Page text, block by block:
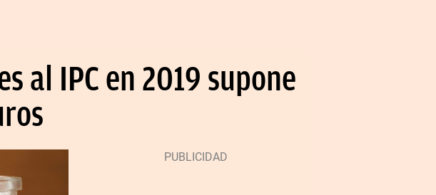
al IPC en 2019 supone